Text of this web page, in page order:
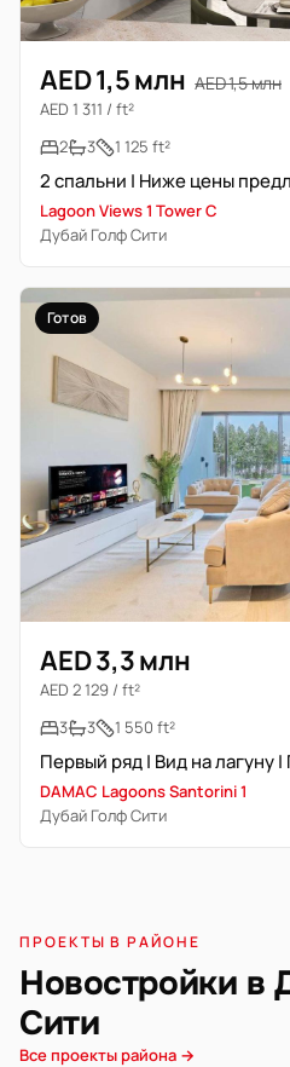
AED 1,5 млн AED 1,5 млн
AED 1 311 / ft²
2
3 1 125 ft²
2 спальни | Ниже цены
Lagoon Views 1 Tower C
Дубай Голф Сити
Готов
AED 3,3 млн
AED 2 129 / ft²
3
3 1 550 ft²
DAMAC Lagoons Santorini 1
Дубай Голф Сити
ПРОЕКТЫ В РАЙОНЕ
Новостройки в
Сити
Все проекты района →